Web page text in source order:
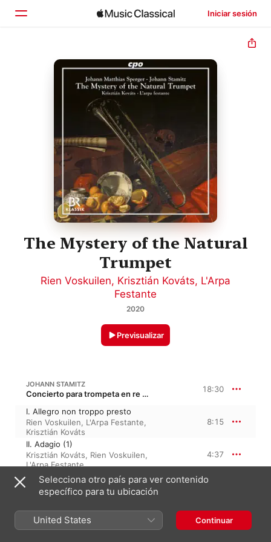
Iniciar sesión
Inicio
Explorar
The Mystery of the Natural
Trumpet
Rien Voskuilen, Krisztián Kováts, L'Arpa
Festante
2020
Previsualizar
JOHANN STAMITZ
Concierto para trompeta en re mayor 18:30
I. Allegro non troppo presto
Rien Voskuilen, L'Arpa Festante,
Krisztián Kováts
8:15
II. Adagio (1)
Krisztián Kováts, Rien Voskuilen,
L'Arpa Festante
4:37
III. Allegro molto (1)
Rien Voskuilen, L'Arpa Festante,
Krisztián Kováts
SPERGER: TRUMPET CONCERTO NO. 1 IN D MAJOR
Selecciona otro país para ver contenido
específico para tu ubicación
United States Continuar